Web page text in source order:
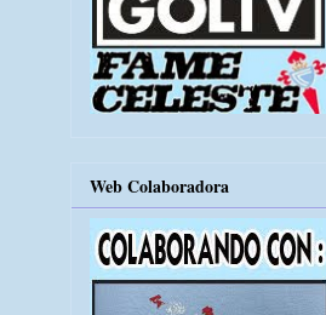
Web Colaboradora